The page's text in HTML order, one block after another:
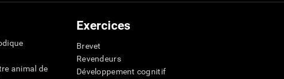
animal de
Exercices
Brevet
Revendeurs
Développement cognitif